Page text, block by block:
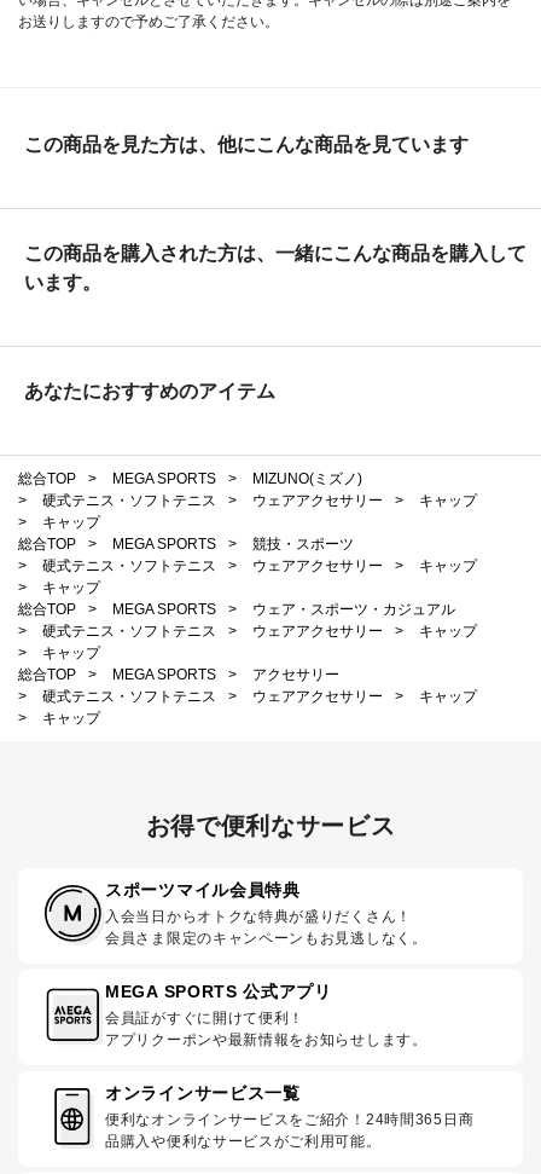
お送りしますので予めご了承ください。
この商品を見た方は、他にこんな商品を見ています
この商品を購入された方は、一緒にこんな商品を購入して
います。
あなたにおすすめのアイテム
総合TOP > MEGA SPORTS >
MIZUNO(ミズノ)
>
硬式テニス・ソフトテニス > ウェアアクセサリー >
キャップ
>
キャップ
総合TOP
> MEGA SPORTS >
競技・スポーツ
>
硬式テニス・ソフトテニス > ウェアアクセサリー >
キャップ
>
キャップ
総合TOP
> MEGA SPORTS >
ウェア・スポーツ・カジュアル
>
硬式テニス・ソフトテニス > ウェアアクセサリー >
キャップ
>
キャップ
総合TOP
> MEGA SPORTS >
アクセサリー
>
硬式テニス・ソフトテニス > ウェアアクセサリー >
キャップ
>
キャップ
お得で便利なサービス
スポーツマイル会員特典
入会当日からオトクな特典が盛りだくさん！
会員さま限定のキャンペーンもお見逃しなく。
MEGA SPORTS 公式アプリ
会員証がすぐに開けて便利！
アプリクーポンや最新情報をお知らせします。
オンラインサービス一覧
便利なオンラインサービスをご紹介！24時間365日商
品購入や便利なサービスがご利用可能。